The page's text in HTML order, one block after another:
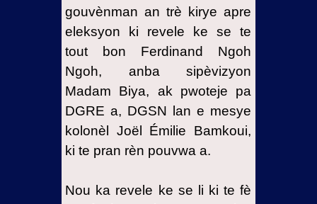
gouvènman an trè kirye apre
eleksyon ki revele ke se te
tout bon Ferdinand Ngoh
Ngoh, anba sipèvizyon
Madam Biya, ak pwoteje pa
DGRE a, DGSN lan e mesye
kolonèl Joël Émilie Bamkoui,
ki te pran rèn pouvwa a.
Nou ka revele ke se li ki te fè